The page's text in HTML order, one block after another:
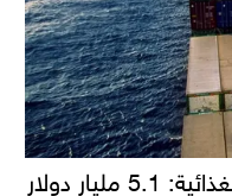
قفزة في صادرات الصناعات الغذائية: 5.1 مليار دولار